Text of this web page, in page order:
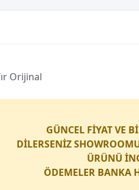
Ori̇ji̇nal
GÜNCEL FİYAT VE
DİLERSENİZ
ÜRÜNÜ
ÖDEMELER BANKA